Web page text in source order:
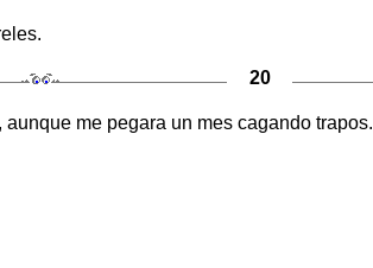
20
me pegara un mes cagando trapos.